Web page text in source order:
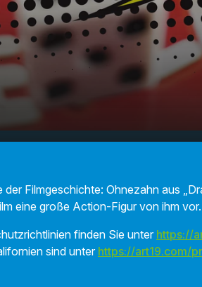
der Filmgeschichte: Ohnezahn aus
eine große Action-Figur von ihm
finden Sie unter https://
sind unterhttps://art19.com/